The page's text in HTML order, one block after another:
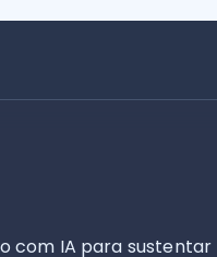
com IA para sustentar